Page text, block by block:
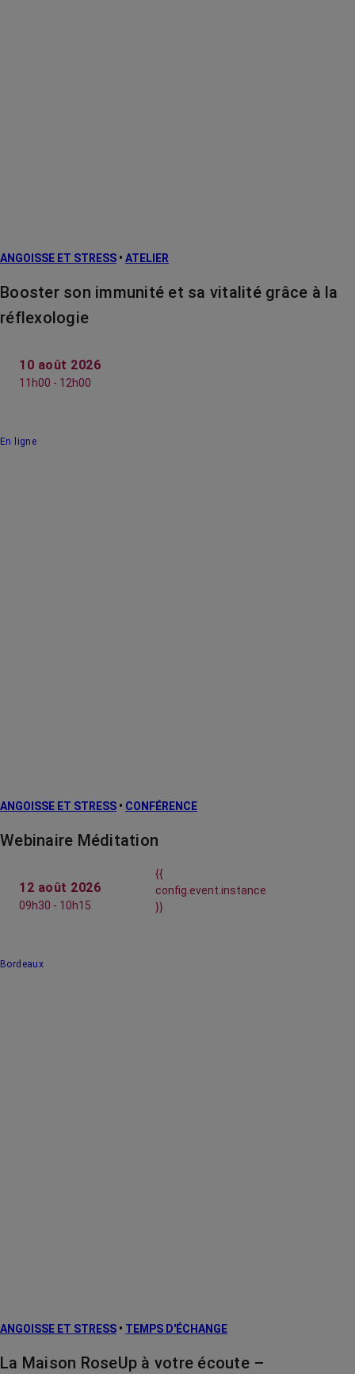
ANGOISSE ET STRESS • ATELIER
Booster son immunité et sa vitalité grâce à la
réflexologie
10 août 2026
11h00 - 12h00
En ligne
ANGOISSE ET STRESS • CONFÉRENCE
Webinaire Méditation
12 août 2026
09h30 - 10h15
{{
config.event.instance
}}
Bordeaux
ANGOISSE ET STRESS • TEMPS D'ÉCHANGE
La Maison RoseUp à votre écoute –